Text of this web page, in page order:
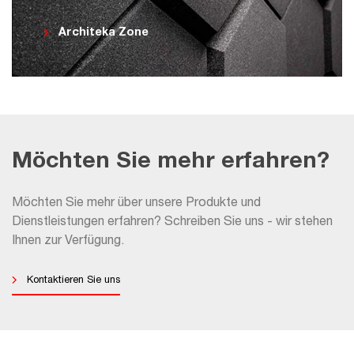
Architeka Zone
Möchten Sie mehr erfahren?
Möchten Sie mehr über unsere Produkte und
Dienstleistungen erfahren? Schreiben Sie uns - wir stehen
Ihnen zur Verfügung.
Kontaktieren Sie uns